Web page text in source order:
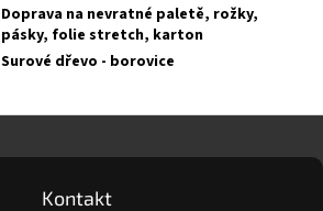
Doprava na nevratné paletě, rožky,
pásky, folie stretch, karton
Surové dřevo - borovice
Kontakt